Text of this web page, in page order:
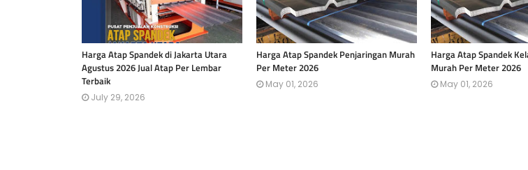
Harga Atap Spandek di Jakarta Utara
Agustus 2026 Jual Atap Per Lembar
Terbaik
July 29, 2026
Harga Atap Spandek Penjaringan Murah
Per Meter 2026
May 01, 2026
Harga Atap Spandek
Murah Per Meter 2026
May 01, 2026